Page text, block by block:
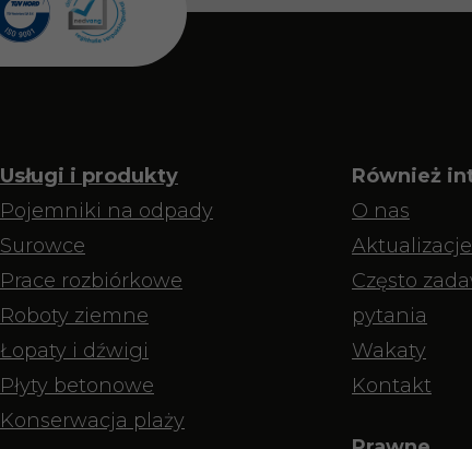
Usługi i produkty
Pojemniki na odpady
Surowce
Prace rozbiórkowe
Roboty ziemne
Łopaty i dźwigi
Płyty betonowe
Konserwacja plaży
Również
O nas
Aktualizacje
Często
pytania
Wakaty
Kontakt